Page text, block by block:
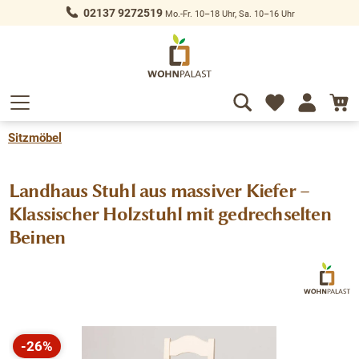
springen 02137 9272519Mo.-Fr. 10–18 Uhr, Sa. 10–16 Uhr
Sitzmöbel
Landhaus Stuhl aus massiver Kiefer –
Klassischer Holzstuhl mit gedrechselten
Beinen
Bildergalerie überspringen
-26%